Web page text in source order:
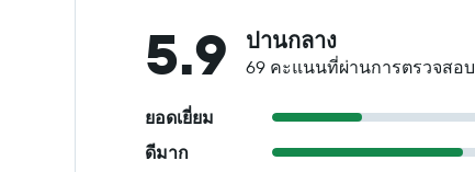
5.9 ปานกลาง
69 คะแนนที่ผ่านการตรวจสอบ
ยอดเยี่ยม
ดีมาก